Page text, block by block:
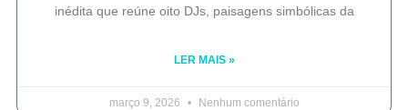
inédita que reúne oito DJs, paisagens simbólicas da
LER MAIS »
março 9, 2026 Nenhum comentário